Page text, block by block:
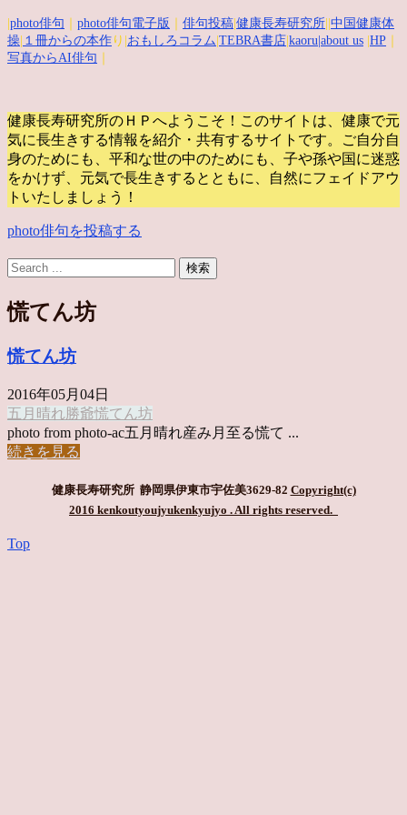
photo俳句 photo俳句電子版 俳句投稿 健康長寿研究所 中国健康体
操 １冊からの本作 り| おもしろコラム TEBRA書店 kaoru |about us HP
写真からAI俳句
健康長寿研究所のＨＰへようこそ！このサイトは、健康で元
気に長生きする情報を紹介・共有するサイトです。
ご自分自
身のためにも、平和な世の中のためにも、子や孫や国に迷惑
をかけず、元気で長生きするとともに、自然にフェイドアウ
トいたしましょう！
photo俳句を投稿する
慌てん坊
慌てん坊
2016年05月04日
五月晴れ勝爺慌てん坊
photo from photo-ac五月晴れ産み月至る慌て ...
続きを見る
健康長寿研究所 静岡県伊東市宇佐美3629-82 Copyright(c)
2016 kenkoutyoujyukenkyujyo . All rights reserved.
Top